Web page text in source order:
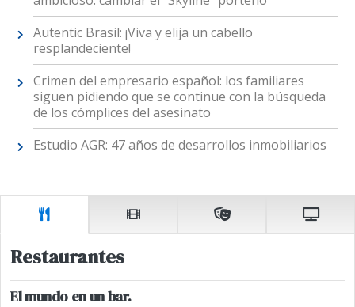
Autentic Brasil: ¡Viva y elija un cabello
resplandeciente!
Crimen del empresario español: los familiares
siguen pidiendo que se continue con la búsqueda
de los cómplices del asesinato
Estudio AGR: 47 años de desarrollos inmobiliarios
Restaurantes
El mundo en un bar.